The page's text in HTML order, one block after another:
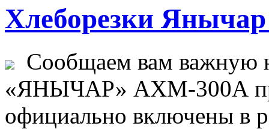
Хлеборезки Янычар
Сообщаем вам важную
«ЯНЫЧАР» АХМ-300А
официально включены в